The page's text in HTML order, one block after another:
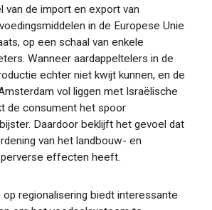
van de import en export van
in de Europese Unie
op een schaal van enkele
Wanneer aardappeltelers in de
echter niet kwijt kunnen, en de
vol liggen met Israëlische
de consument het spoor
Daardoor beklijft het gevoel dat
van het landbouw- en
effecten heeft.
op regionalisering biedt interessante